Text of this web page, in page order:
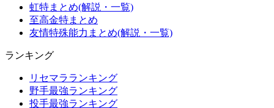
虹特まとめ(解説・一覧)
至高金特まとめ
友情特殊能力まとめ(解説・一覧)
ランキング
リセマラランキング
野手最強ランキング
投手最強ランキング